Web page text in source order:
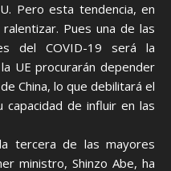
Pero esta tendencia, en
Pues una de las
del COVID-19 será la
la UE procurarán depender
China, lo que debilitará el
de influir en las
tercera de las mayores
ministro, Shinzo Abe, ha